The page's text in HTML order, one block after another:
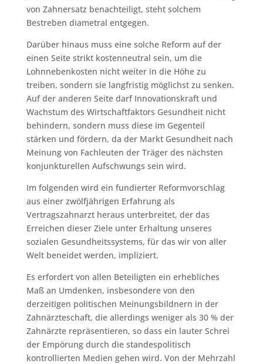
von Zahnersatz benachteiligt, steht solchem
Bestreben diametral entgegen.
Darüber hinaus muss eine solche Reform auf der
einen Seite strikt kostenneutral sein, um die
Lohnnebenkosten nicht weiter in die Höhe zu
treiben, sondern sie langfristig möglichst zu senken.
Auf der anderen Seite darf Innovationskraft und
Wachstum des Wirtschaftfaktors Gesundheit nicht
behindern, sondern muss diese im Gegenteil
stärken und fördern, da der Markt Gesundheit nach
Meinung von Fachleuten der Träger des nächsten
konjunkturellen Aufschwungs sein wird.
Im folgenden wird ein fundierter Reformvorschlag
aus einer zwölfjährigen Erfahrung als
Vertragszahnarzt heraus unterbreitet, der das
Erreichen dieser Ziele unter Erhaltung unseres
sozialen Gesundheitssystems, für das wir von aller
Welt beneidet werden, impliziert.
Es erfordert von allen Beteiligten ein erhebliches
Maß an Umdenken, insbesondere von den
derzeitigen politischen Meinungsbildnern in der
Zahnärzteschaft, die allerdings weniger als 30 % der
Zahnärzte repräsentieren, so dass ein lauter Schrei
der Empörung durch die standespolitisch
kontrollierten Medien gehen wird. Von der Mehrzahl